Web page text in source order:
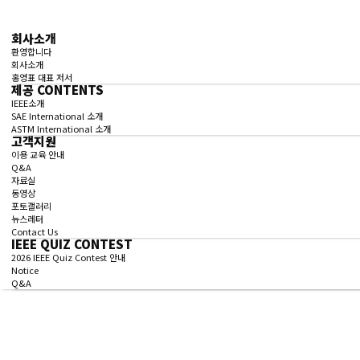
회사소개
환영합니다
회사소개
홍영표 대표 저서
제공 CONTENTS
IEEE소개
SAE International 소개
ASTM International 소개
고객지원
이용 교육 안내
Q&A
자료실
동영상
포토갤러리
뉴스레터
Contact Us
IEEE QUIZ CONTEST
2026 IEEE Quiz Contest 안내
Notice
Q&A